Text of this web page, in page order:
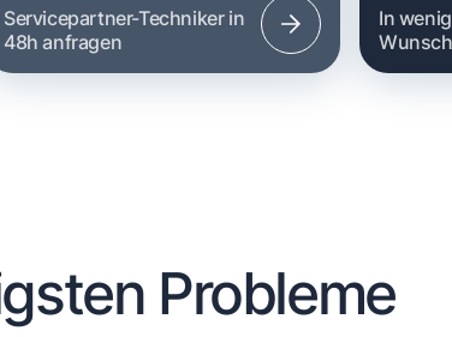
Servicepartner-Techniker in
48h anfragen
In
Probleme